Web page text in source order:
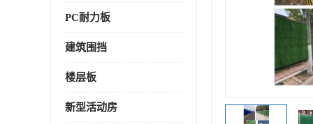
PC耐力板
建筑围挡
楼层板
新型活动房